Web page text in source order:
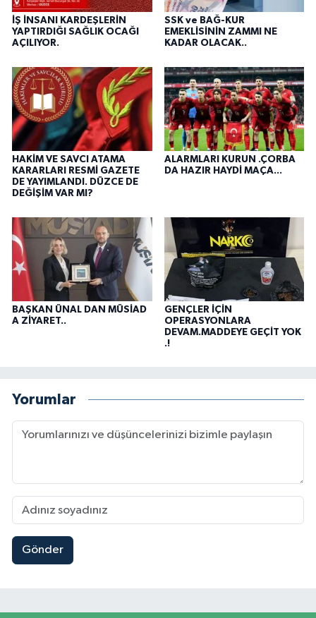
İŞ İNSANI KARDEŞLERİN
YAPTIRDIĞI SAĞLIK OCAĞI
AÇILIYOR.
SSK ve BAĞ-KUR
EMEKLİSİNİN ZAMMI NE
KADAR OLACAK..
HAKİM VE SAVCI ATAMA
KARARLARI RESMİ GAZETE
DE YAYIMLANDI. DÜZCE DE
DEĞİŞİM VAR MI?
ALARMLARI KURUN .ÇORBA
DA HAZIR HAYDİ MAÇA...
BAŞKAN ÜNAL DAN MÜSİAD
A ZİYARET..
GENÇLER İÇİN
OPERASYONLARA
DEVAM.MADDEYE GEÇİT YOK
.!
Yorumlar
Gönder